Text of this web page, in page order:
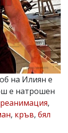
на Илиян е
е натрошен
реанимация,
, кръв, бял